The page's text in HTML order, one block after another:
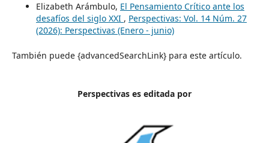
Elizabeth Arámbulo, El Pensamiento Crítico ante los
desafíos del siglo XXI , Perspectivas: Vol. 14 Núm. 27
(2026): Perspectivas (Enero - junio)
También puede {advancedSearchLink} para este artículo.
Perspectivas es editada por